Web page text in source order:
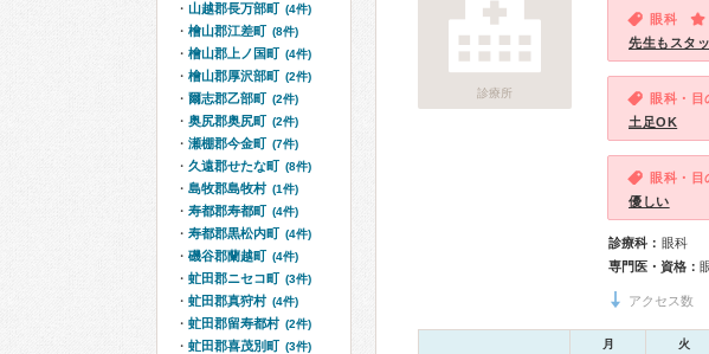
診療所
眼科
先生もスタ
眼科・
土足OK
眼科・
優しい
診療科： 眼科
専門医・資格：
アクセス数
月 火
山越郡長万部町 (4件)
檜山郡江差町 (8件)
檜山郡上ノ国町 (4件)
檜山郡厚沢部町 (2件)
爾志郡乙部町 (2件)
奥尻郡奥尻町 (2件)
瀬棚郡今金町 (7件)
久遠郡せたな町 (8件)
島牧郡島牧村 (1件)
寿都郡寿都町 (4件)
寿都郡黒松内町 (4件)
磯谷郡蘭越町 (4件)
虻田郡ニセコ町 (3件)
虻田郡真狩村 (4件)
虻田郡留寿都村 (2件)
虻田郡喜茂別町 (3件)